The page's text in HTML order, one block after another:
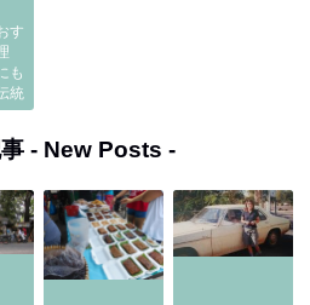
す
も
統
- New Posts -